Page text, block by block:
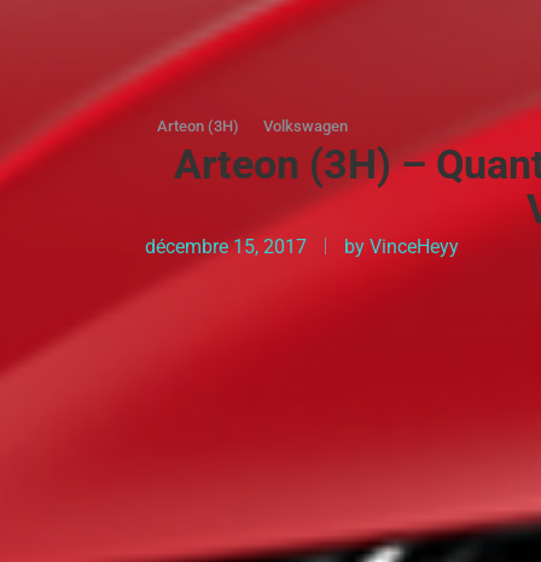
Arteon (3H) Volkswagen
Arteon (3H) –
décembre 15, 2017 by VinceHeyy